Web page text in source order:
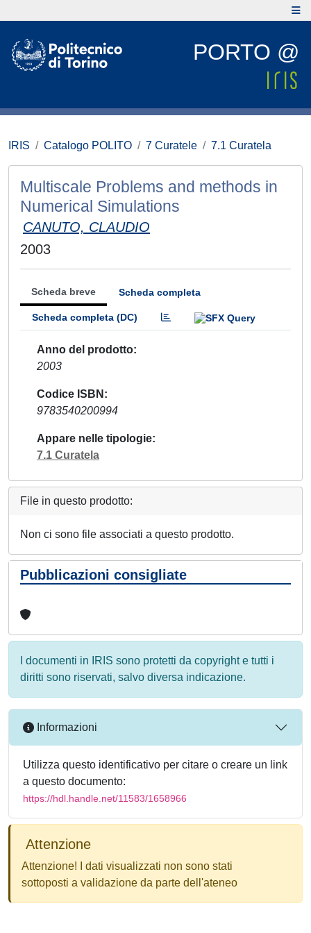
PORTO @
IRIS Catalogo POLITO 7 Curatele 7.1 Curatela
Multiscale Problems and methods in
Numerical Simulations
CANUTO, CLAUDIO
2003
Scheda breve Scheda completa
Scheda completa (DC)
Anno del prodotto
2003
Codice ISBN
9783540200994
Appare nelle tipologie
7.1 Curatela
File in questo prodotto:
Non ci sono file associati a questo prodotto.
Pubblicazioni consigliate
I documenti in IRIS sono protetti da copyright e tutti i
diritti sono riservati, salvo diversa indicazione.
Informazioni
Utilizza questo identificativo per citare o creare un link
a questo documento:
https://hdl.handle.net/11583/1658966
Attenzione
Attenzione! I dati visualizzati non sono stati
sottoposti a validazione da parte dell'ateneo